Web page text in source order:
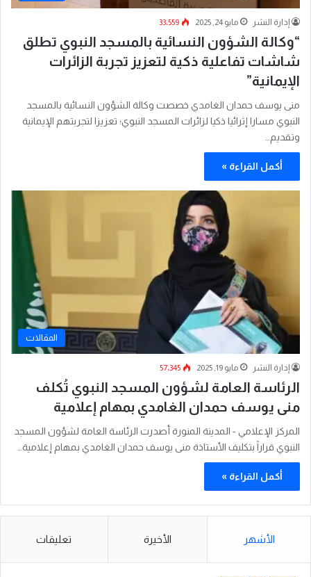
إدارة النشر مايو 24, 2025 33٬559
“وكالة الشؤون النسائية بالمسجد النبوي تطلق
شاشات تفاعلية ذكية لتعزيز تجربة الزائرات
الإيمانية”
منى يوسف حمدان الغامدي خصصت ⁧‫وكالة الشؤون النسائية‬⁩ بالمسجد
النبوي مسارا إثرائيا ذكيا لزائرات المسجد النبوي؛ تعزيزا لتجربتهم الإيمانية
وتقديم…
أكمل القراءة »
المقالات
إدارة النشر مايو 19, 2025 57٬345
الرئاسة العامة لشؤون المسجد النبوي تُكلف
منى يوسف حمدان الغامدي بمهام إعلامية
المركز الإعلامي - المدينة المنورة أصدرت الرئاسة العامة لشؤون المسجد
النبوي قراراً بتكليف الأستاذة منى يوسف حمدان الغامدي بمهام إعلامية…
أكمل القراءة »
الأشهر الأخيرة تعليقات